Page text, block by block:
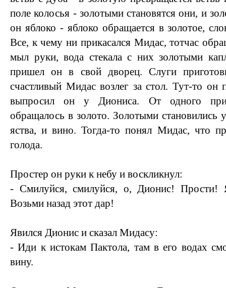
поле колосья - золотыми становятся они, и
он яблоко - яблоко обращается в золотое,
Все, к чему ни прикасался Мидас, тотчас
мыл руки, вода стекала с них золотыми
пришел он в свой дворец. Слуги
счастливый Мидас возлег за стол. Тут-то
выпросил он у Диониса. От одного
обращалось в золото. Золотыми становились
яства, и вино. Тогда-то понял Мидас, что
голода.
Простер он руки к небу и воскликнул:
- Смилуйся, смилуйся, о, Дионис!
Возьми назад этот дар!
Явился Дионис и сказал Мидасу:
- Иди к истокам Пактола, там в его водах
вину.